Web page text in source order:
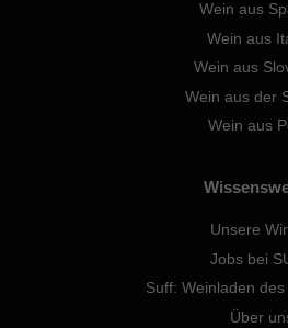
Wein aus
Wein aus
Wein aus
Wein aus der
Wein aus
Unsere
Jobs bei
Suff: Weinladen
Über